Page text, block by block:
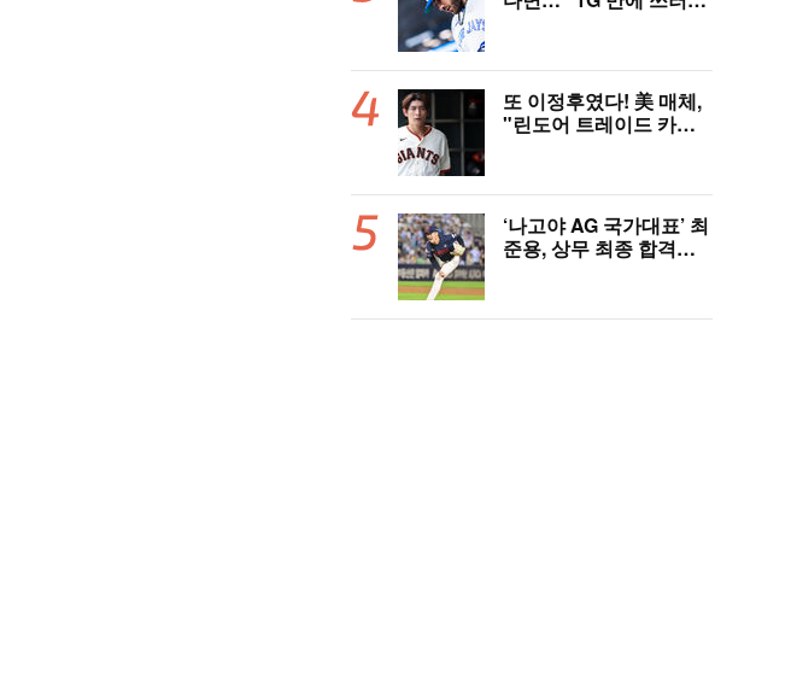
또 이정후였다! 美 매체,
"린도어 트레이드 카드
‘나고야 AG 국가대표’ 최
준용, 상무 최종 합격…